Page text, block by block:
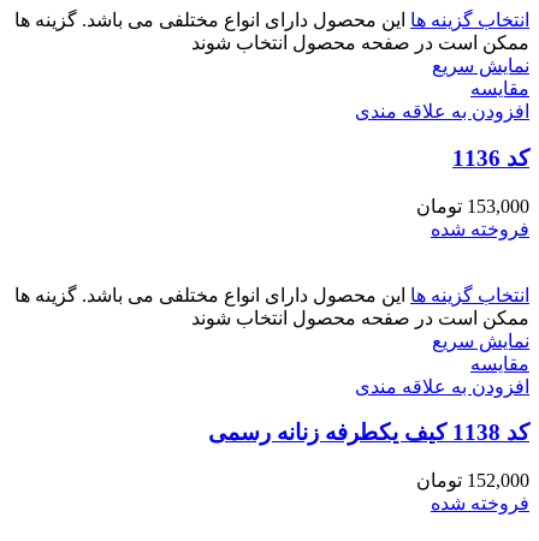
انتخاب گزینه ها این محصول دارای انواع مختلفی می باشد. گزینه ها
ممکن است در صفحه محصول انتخاب شوند
نمایش سریع
مقايسه
افزودن به علاقه مندی
کد 1136
153,000 تومان
فروخته شده
انتخاب گزینه ها این محصول دارای انواع مختلفی می باشد. گزینه ها
ممکن است در صفحه محصول انتخاب شوند
نمایش سریع
مقايسه
افزودن به علاقه مندی
کد 1138 کیف یکطرفه زنانه رسمی
152,000 تومان
فروخته شده